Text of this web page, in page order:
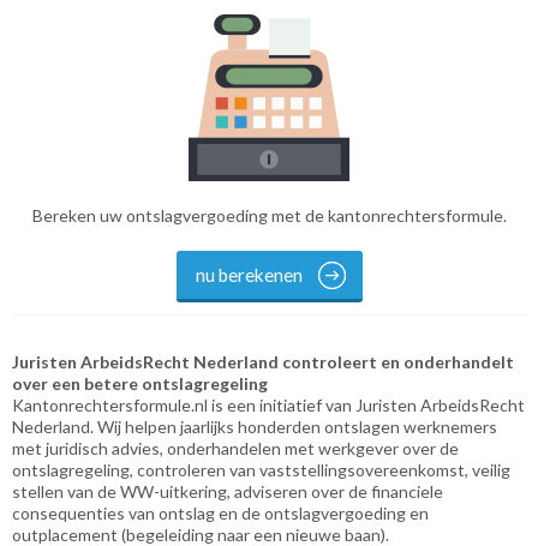
Bereken uw ontslagvergoeding met de kantonrechtersformule.
nu berekenen
Juristen ArbeidsRecht Nederland controleert en onderhandelt
over een betere ontslagregeling
Kantonrechtersformule.nl is een initiatief van Juristen ArbeidsRecht
Nederland. Wij helpen jaarlijks honderden ontslagen werknemers
met juridisch advies, onderhandelen met werkgever over de
ontslagregeling, controleren van vaststellingsovereenkomst, veilig
stellen van de WW-uitkering, adviseren over de financiele
consequenties van ontslag en de ontslagvergoeding en
outplacement (begeleiding naar een nieuwe baan).